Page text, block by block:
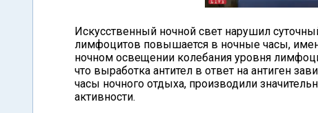
Искусственный ночной свет нарушил
лимфоцитов повышается в ночные часы,
ночном освещении колебания уровня
что выработка антител в ответ на антиген
часы ночного отдыха, производили
активности.